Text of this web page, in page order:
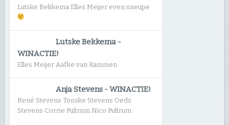
Lutske Bekkema Elles Meijer even sneupe
Lutske Bekkema -
WINACTIE!
Elles Meijer Aafke van Kammen
Anja Stevens -WINACTIE!
René Stevens Tooske Stevens Oeds
Stevens Corrie Pultrum Nico Pultrum